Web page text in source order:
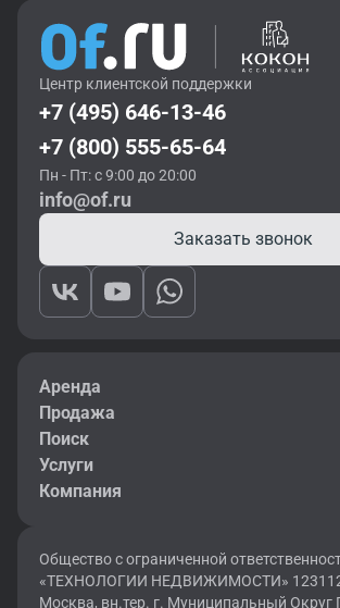
Центр клиентской поддержки
+7 (495) 646-13-46
+7 (800) 555-65-64
Пн - Пт: с 9:00 до 20:00
info@of.ru
Заказать звонок
Аренда
Продажа
Поиск
Услуги
Компания
Общество с ограниченной
«ТЕХНОЛОГИИ НЕДВИЖИМОСТИ»
Москва, вн.тер. г. Муниципальный Округ